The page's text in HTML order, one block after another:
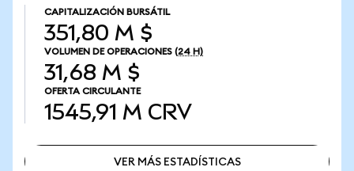
CAPITALIZACIÓN BURSÁTIL
351,80 M $
VOLUMEN DE OPERACIONES (24 H)
31,68 M $
OFERTA CIRCULANTE
1545,91 M CRV
VER MÁS ESTADÍSTICAS